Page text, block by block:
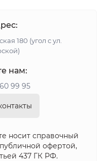
180 (угол с ул.
нам:
99 95
носит справочный
офертой,
437 ГК РФ.